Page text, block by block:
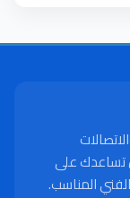
تساعدك على
المناسب.